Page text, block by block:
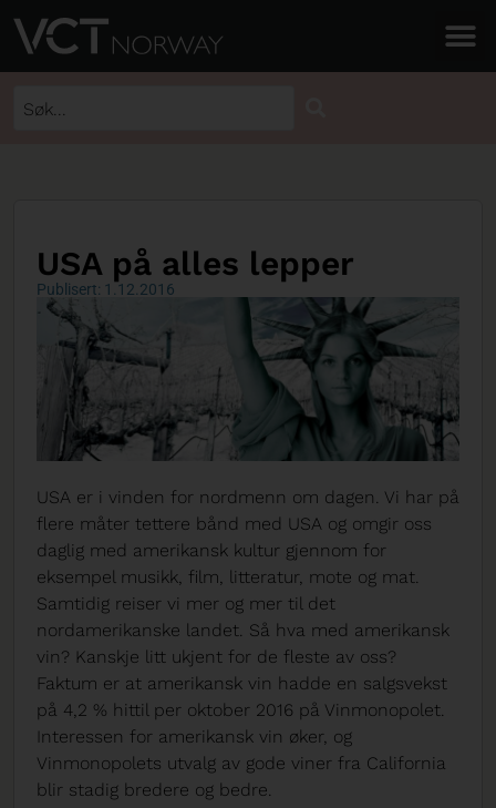
USA på alles lepper
Publisert: 1.12.2016
USA er i vinden for nordmenn om dagen. Vi har på
flere måter tettere bånd med USA og omgir oss
daglig med amerikansk kultur gjennom for
eksempel musikk, film, litteratur, mote og mat.
Samtidig reiser vi mer og mer til det
nordamerikanske landet. Så hva med amerikansk
vin? Kanskje litt ukjent for de fleste av oss?
Faktum er at amerikansk vin hadde en salgsvekst
på 4,2 % hittil per oktober 2016 på Vinmonopolet.
Interessen for amerikansk vin øker, og
Vinmonopolets utvalg av gode viner fra California
blir stadig bredere og bedre.